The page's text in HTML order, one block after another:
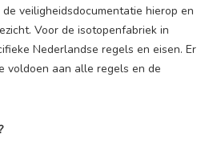
veiligheidsdocumentatie hierop en
Voor de isotopenfabriek in
Nederlandse regels en eisen. Er
voldoen aan alle regels en de